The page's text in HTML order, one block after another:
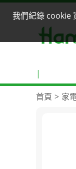
我們紀錄 cookie
|
首頁 家